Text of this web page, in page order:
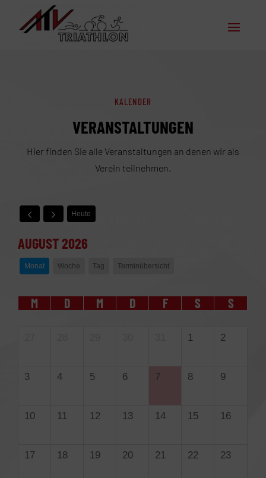
KALENDER
VERANSTALTUNGEN
Hier finden Sie alle Veranstaltungen an denen wir als
Verein teilnehmen.
Heute
AUGUST 2026
Monat Woche Tag Terminübersicht
M D M D F S S
1 2
3 4 5 6 7 8 9
10 11 12 13 14 15 16
17 18 19 20 21 22 23